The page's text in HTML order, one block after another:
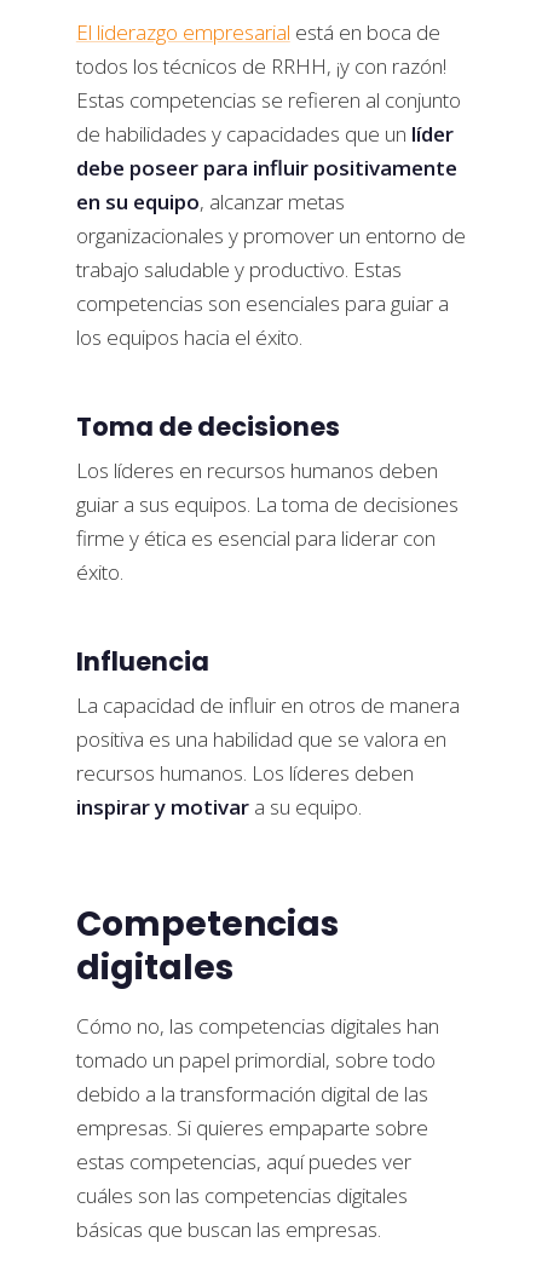
El liderazgo empresarial está en boca de
todos los técnicos de RRHH, ¡y con razón!
Estas competencias se refieren al conjunto
de habilidades y capacidades que un líder
debe poseer para influir positivamente
en su equipo, alcanzar metas
organizacionales y promover un entorno de
trabajo saludable y productivo. Estas
competencias son esenciales para guiar a
los equipos hacia el éxito.
Toma de decisiones
Los líderes en recursos humanos deben
guiar a sus equipos. La toma de decisiones
firme y ética es esencial para liderar con
éxito.
Influencia
La capacidad de influir en otros de manera
positiva es una habilidad que se valora en
recursos humanos. Los líderes deben
inspirar y motivara su equipo.
Competencias
digitales
Cómo no, las competencias digitales han
tomado un papel primordial, sobre todo
debido a la transformación digital de las
empresas. Si quieres empaparte sobre
estas competencias, aquí puedes ver
cuáles son las competencias digitales
básicas que buscan las empresas.